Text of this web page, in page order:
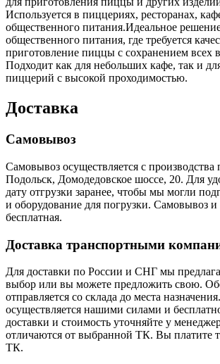
Используется в пиццериях, ресторанах,
общественного питания.Идеальное
общественного питания, где требуется
приготовление пиццы с сохранением всех
Подходит как для небольших кафе, так и
пиццерий с высокой проходимостью.
Доставка
Самовывоз
Самовывоз осуществляется с производства
Подольск, Домодедовское шоссе, 20. Для
дату отгрузки заранее, чтобы мы могли
и оборудование для погрузки. Самовывоз и
бесплатная.
Доставка транспортными
Для доставки по России и СНГ мы
выбор или вы можете предложить свою.
отправляется со склада до места
осуществляется нашими силами и
доставки и стоимость уточняйте у
отличаются от выбранной ТК. Вы платите
ТК.